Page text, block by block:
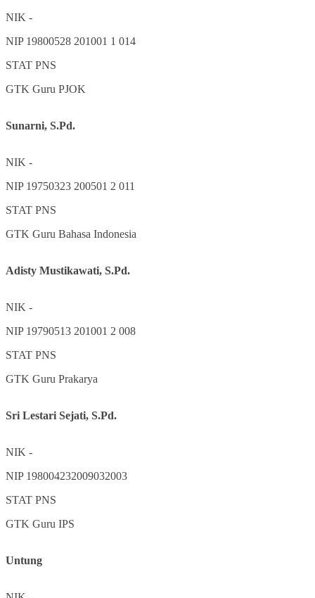
NIK -
NIP 19800528 201001 1 014
STAT PNS
GTK Guru PJOK
Sunarni, S.Pd.
NIK -
NIP 19750323 200501 2 011
STAT PNS
GTK Guru Bahasa Indonesia
Adisty Mustikawati, S.Pd.
NIK -
NIP 19790513 201001 2 008
STAT PNS
GTK Guru Prakarya
Sri Lestari Sejati, S.Pd.
NIK -
NIP 198004232009032003
STAT PNS
GTK Guru IPS
Untung